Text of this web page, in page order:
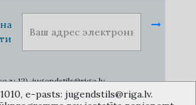
12), jugendstils@riga.lv
e-pasts: jugendstils@riga.lv.